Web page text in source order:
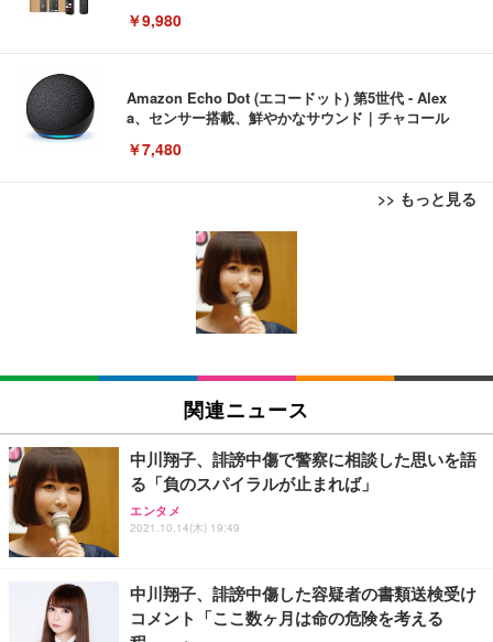
￥9,980
Amazon Echo Dot (エコードット) 第5世代 - Alex
a、センサー搭載、鮮やかなサウンド｜チャコール
￥7,480
>> もっと見る
[EdoErgo] オフィスチェア 椅子 テレワーク 疲れな
い 跳ね上げ式アームレスト コンパクト 約105度ロッ
キング pc 事務椅子 360度回転 座面昇降 強化ナイロ
ン樹脂ベース 通気性メッシュ 在宅ワーク H-WY01
(黒網+黒枠+黒足)
SIHOO B100 オフィスチェア／デスクチェア メッシ
ュチェア 人間工学 疲れない ブラック
￥27,999
Sezlife オフィスチェア デスクチェア 疲れない テレ
ワーク チェア 強化バックレスト 30度ロッキング機
能 人間工学 椅子 腰サポート 90度跳ね上げ式アーム
ョン PCチェア 通気性メッシュ ゲーミング/勉強/事
務用 おしゃれ パソコンチェア (ブラック)
Sezlife オフィスチェア デスクチェア 疲れない テレ
EIZO ビジネス向けプレミアムモニター | FlexScan
EV3240X-WT | 31.5型4K UHD・USB Type-C・ホワ
￥105,595
EIZO ビジネス向けプレミアムモニター | FlexScan
￥109,572
【純正品】27"ゲーミングモニター DualSense 充電
フック付き（CFI-ZDM1J）
【整備済み品】Dell E2724HS 27インチ 液晶モニタ
Amazonベーシック ペットシーツ 薄型 レギュラー 1
回使い捨て 無香料 ホワイト 300枚
Amazonベーシック ペットシーツ 厚型 ワイド 42枚
x2袋(84枚) ホワイト(吸収面:ライトブルー)
￥3,234
ネオ・ルーライフ ネオ・オムツ L 中型犬用 26枚入
り 単品
Smart Basic(スマートベーシック) 【Amazon.co.jp
関連ニュース
中川翔子、誹謗中傷で警察に相談した思いを語
る「負のスパイラルが止まれば」
エンタメ
2021.10.14(木) 19:49
中川翔子、誹謗中傷した容疑者の書類送検受け
コメント「ここ数ヶ月は命の危険を考える